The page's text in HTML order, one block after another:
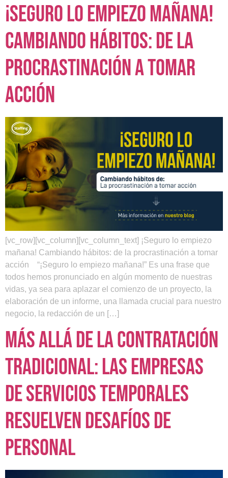
¡Seguro lo Empiezo Mañana!
Cambiando hábitos: de la
procrastinación a tomar
acción
[vc_row][vc_column][vc_column_text] ¡Seguro lo empiezo
mañana! Cambiando hábitos: de la procrastinación a tomar
acción “¡Seguro lo empiezo mañana!” Es una frase que
todos hemos pronunciado en algún momento de nuestras
vidas, ya sea para aplazar el comienzo de un proyecto, la
elaboración de un informe, una llamada crucial para nuestro
negocio, la redacción de un […]
Más allá de la contratación
tradicional: las Empresas
de Servicios Temporales
resuelven desafíos de
personal